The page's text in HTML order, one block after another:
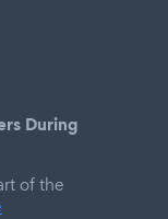
During
of the